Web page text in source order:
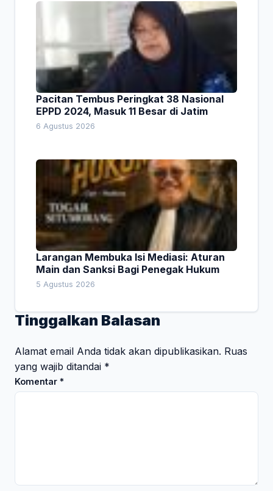
Pacitan Tembus Peringkat 38 Nasional
EPPD 2024, Masuk 11 Besar di Jatim
6 Agustus 2026
Larangan Membuka Isi Mediasi: Aturan
Main dan Sanksi Bagi Penegak Hukum
5 Agustus 2026
Tinggalkan Balasan
Alamat email Anda tidak akan dipublikasikan. Ruas
yang wajib ditandai *
Komentar *